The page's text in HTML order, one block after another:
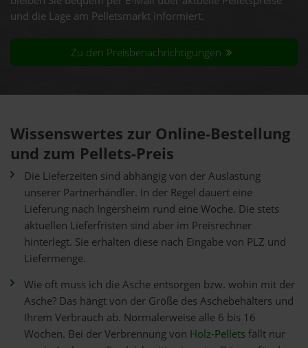
und die Lage am Pelletsmarkt informiert.
Zu den Preisbenachrichtigungen
Wissenswertes zur Online-Bestellung
und zum Pellets-Preis
Die Lieferzeiten sind abhängig von der Auslastung
unserer Partnerhändler. In der Regel dauert eine
Lieferung nach Ingersheim rund eine Woche. Die stets
aktuellen Lieferfristen sind aber im Preisrechner
hinterlegt. Sie erhalten diese nach Eingabe von PLZ und
Liefermenge.
Wie oft muss ich die Asche entsorgen bzw. wohin mit der
Asche? Das hängt von der Größe des Aschebehälters und
Ihrem Verbrauch ab. Normalerweise alle 6 bis 16
Wochen. Bei der Verbrennung von Holz-Pelletsfällt nur